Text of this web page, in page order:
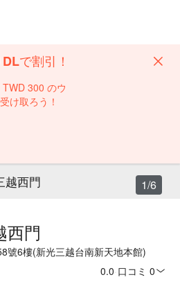
で割引！
300 のウ
け取ろう！
越西門
西門
號6樓(新光三越台南新天地本館)
0.0 口コミ 0
1/6